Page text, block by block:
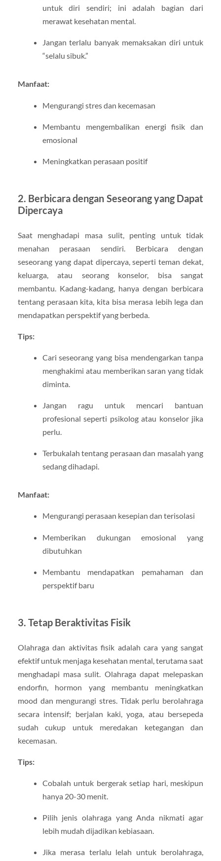
untuk diri sendiri; ini adalah bagian dari
merawat kesehatan mental.
Jangan terlalu banyak memaksakan diri untuk
“selalu sibuk.”
Manfaat:
Mengurangi stres dan kecemasan
Membantu mengembalikan energi fisik dan
emosional
Meningkatkan perasaan positif
2. Berbicara dengan Seseorang yang Dapat
Dipercaya
Saat menghadapi masa sulit, penting untuk tidak
menahan perasaan sendiri. Berbicara dengan
seseorang yang dapat dipercaya, seperti teman dekat,
keluarga, atau seorang konselor, bisa sangat
membantu. Kadang-kadang, hanya dengan berbicara
tentang perasaan kita, kita bisa merasa lebih lega dan
mendapatkan perspektif yang berbeda.
Tips:
Cari seseorang yang bisa mendengarkan tanpa
menghakimi atau memberikan saran yang tidak
diminta.
Jangan ragu untuk mencari bantuan
profesional seperti psikolog atau konselor jika
perlu.
Terbukalah tentang perasaan dan masalah yang
sedang dihadapi.
Manfaat:
Mengurangi perasaan kesepian dan terisolasi
Memberikan dukungan emosional yang
dibutuhkan
Membantu mendapatkan pemahaman dan
perspektif baru
3. Tetap Beraktivitas Fisik
Olahraga dan aktivitas fisik adalah cara yang sangat
efektif untuk menjaga kesehatan mental, terutama saat
menghadapi masa sulit. Olahraga dapat melepaskan
endorfin, hormon yang membantu meningkatkan
mood dan mengurangi stres. Tidak perlu berolahraga
secara intensif; berjalan kaki, yoga, atau bersepeda
sudah cukup untuk meredakan ketegangan dan
kecemasan.
Tips:
Cobalah untuk bergerak setiap hari, meskipun
hanya 20-30 menit.
Pilih jenis olahraga yang Anda nikmati agar
lebih mudah dijadikan kebiasaan.
Jika merasa terlalu lelah untuk berolahraga,